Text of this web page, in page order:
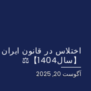
اختلاس در قانون
【سال1404】⚖️
آگوست 20, 2025